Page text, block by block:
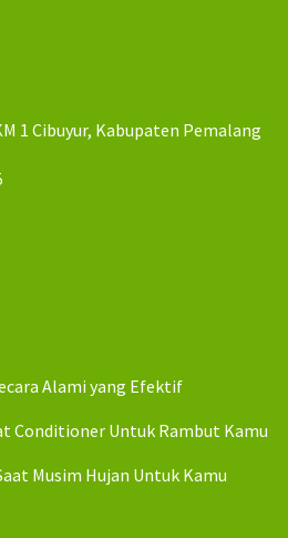
1 Cibuyur, Kabupaten Pemalang
Alami yang Efektif
Conditioner Untuk Rambut Kamu
Musim Hujan Untuk Kamu